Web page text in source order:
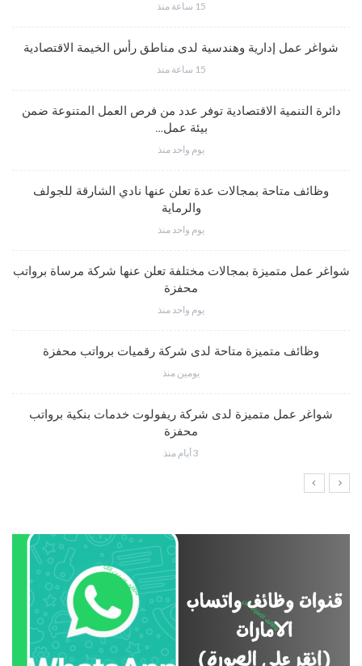
15 ساعة منذ
شواغر عمل إدارية وهندسية لدى مناطق رأس الخيمة الاقتصادية
15 ساعة منذ
دائرة التنمية الاقتصادية توفر عدد من فرص العمل المتنوعة ضمن
بيئة عمل…
يوم واحد منذ
وظائف متاحة بمجالات عدة تعلن عنها نادي الشارقة للجولف
والرماية
يوم واحد منذ
شواغر عمل متميزة بمجالات مختلفة تعلن عنها شركة مرساة برواتب
محفزة
يوم واحد منذ
وظائف متميزة متاحة لدى شركة رقميات برواتب محفزة
يومين منذ
شواغر عمل متميزة لدى شركة ريفولوت خدمات بنكية برواتب
محفزة
3 أيام منذ